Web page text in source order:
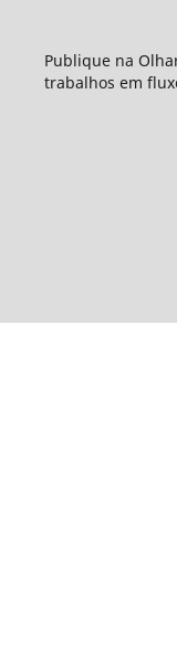
Publique na
trabalhos em